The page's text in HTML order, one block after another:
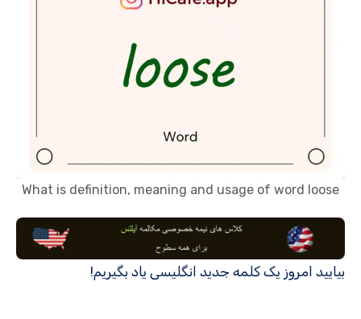
What is definition, meaning and usage of word loose
بیایید امروز یک کلمه جدید انگلیسی یاد بگیریم!